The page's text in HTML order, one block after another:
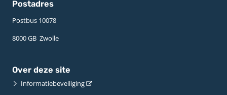
Postadres
Postbus 10078 ­
8000 GB ­ Zwolle
Over deze site
Informatiebeveiliging